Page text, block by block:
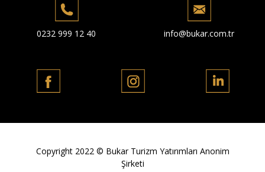
0232 999 12 40 info@bukar.com.tr
Copyright 2022 © Bukar Turizm Yatırımları Anonim
Şirketi